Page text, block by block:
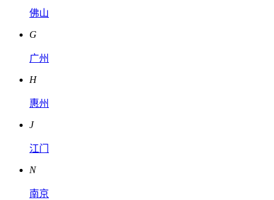
佛山
G
广州
H
惠州
J
江门
N
南京